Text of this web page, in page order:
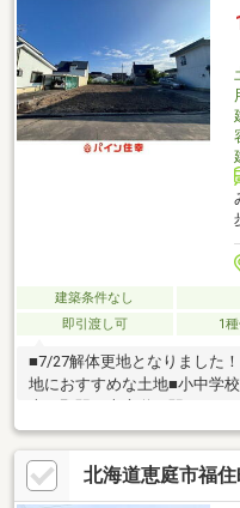
にもおすすめの一画です。ま
建築条件なし
即引渡し可
1
■7/27解体更地となりました
地におすすめな土地■小中学
恵み野駅、恵庭道の駅などに
築条件はありませんので、土
プランは決まっていて後は土
す。■縦横に広さがある敷地
たい方、平屋を検討されてい
北海道恵庭市福